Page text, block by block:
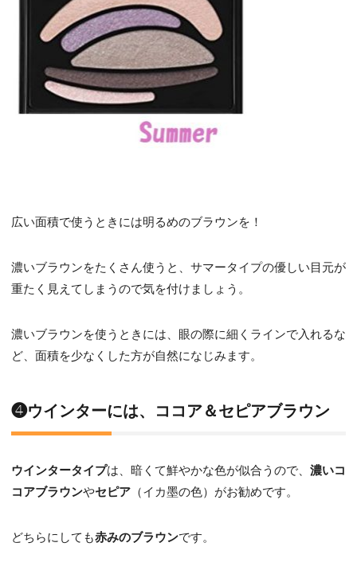
広い面積で使うときには明るめのブラウンを！
濃いブラウンをたくさん使うと、サマータイプの優しい目元が
重たく見えてしまうので気を付けましょう。
濃いブラウンを使うときには、眼の際に細くラインで入れるな
ど、面積を少なくした方が自然になじみます。
❹ウインターには、ココア＆セピアブラウン
ウインタータイプは、暗くて鮮やかな色が似合うので、 濃いコ
コアブラウンやセピア（イカ墨の色）がお勧めです。
どちらにしても赤みのブラウンです。